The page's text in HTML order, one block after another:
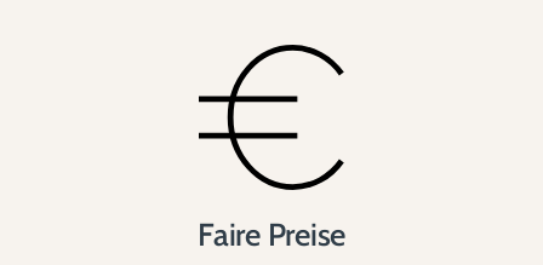
Faire Preise